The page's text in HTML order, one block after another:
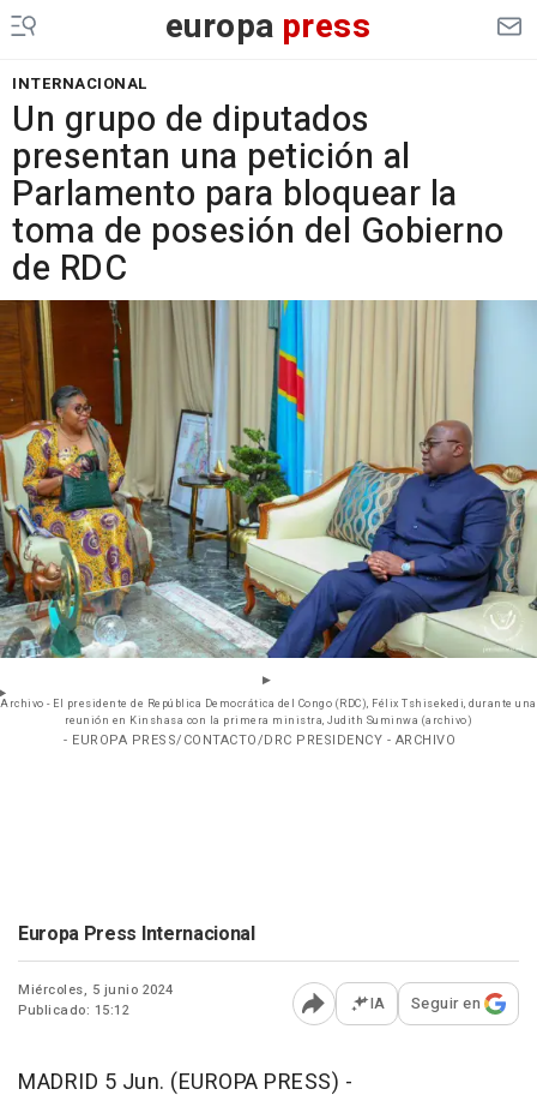
europa press
INTERNACIONAL
Un grupo de diputados
presentan una petición al
Parlamento para bloquear la
toma de posesión del Gobierno
de RDC
Archivo - El presidente de República Democrática del Congo (RDC), Félix Tshisekedi, durante una
reunión en Kinshasa con la primera ministra, Judith Suminwa (archivo)
- EUROPA PRESS/CONTACTO/DRC PRESIDENCY - ARCHIVO
Europa Press Internacional
Miércoles, 5 junio 2024
Publicado: 15:12
Abrir opciones para
IA Seguir en
MADRID 5 Jun. (EUROPA PRESS) -